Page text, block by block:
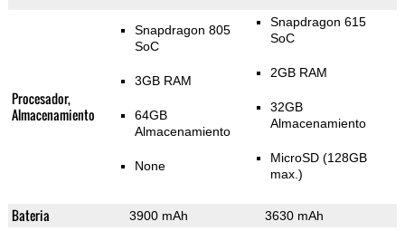
Procesador,
Almacenamiento
Snapdragon 805
SoC
3GB RAM
64GB
Almacenamiento
None
Snapdragon 615
SoC
2GB RAM
32GB
Almacenamiento
MicroSD (128GB
max.)
Bateria 3900 mAh 3630 mAh